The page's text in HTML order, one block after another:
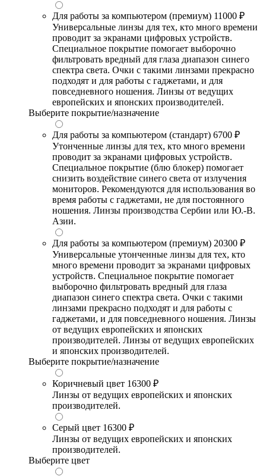
Для работы за компьютером (премиум) 11000 ₽
Универсальные линзы для тех, кто много времени
проводит за экранами цифровых устройств.
Специальное покрытие помогает выборочно
фильтровать вредный для глаза диапазон синего
спектра света. Очки с такими линзами прекрасно
подходят и для работы с гаджетами, и для
повседневного ношения. Линзы от ведущих
европейских и японских производителей.
Выберите покрытие/назначение
Для работы за компьютером (стандарт) 6700 ₽
Утонченные линзы для тех, кто много времени
проводит за экранами цифровых устройств.
Специальное покрытие (блю блокер) помогает
снизить воздействие синего света от излучения
мониторов. Рекомендуются для использования во
время работы с гаджетами, не для постоянного
ношения. Линзы производства Сербии или Ю.-В.
Азии.
Для работы за компьютером (премиум) 20300 ₽
Универсальные утонченные линзы для тех, кто
много времени проводит за экранами цифровых
устройств. Специальное покрытие помогает
выборочно фильтровать вредный для глаза
диапазон синего спектра света. Очки с такими
линзами прекрасно подходят и для работы с
гаджетами, и для повседневного ношения. Линзы
от ведущих европейских и японских
производителей. Линзы от ведущих европейских
и японских производителей.
Выберите покрытие/назначение
Коричневый цвет 16300 ₽
Линзы от ведущих европейских и японских
производителей.
Серый цвет 16300 ₽
Линзы от ведущих европейских и японских
производителей.
Выберите цвет